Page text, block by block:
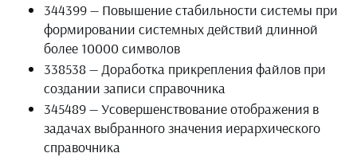
344399 — Повышение стабильности системы при
формировании системных действий длинной
более 10000 символов
338538 — Доработка прикрепления файлов при
создании записи справочника
345489 — Усовершенствование отображения в
задачах выбранного значения иерархического
справочника